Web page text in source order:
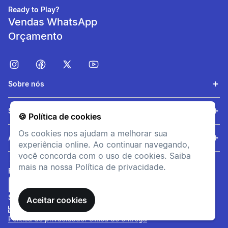
🍪 Política de cookies
Os cookies nos ajudam a melhorar sua
experiência online. Ao continuar navegando,
você concorda com o uso de cookies. Saiba
mais na nossa Política de privacidade.
Aceitar cookies
BCAA
Rico em aminoácidos
essenciais, concentração
superior a outras fontes
Ready to Play?
Vendas WhatsApp
Orçamento
Sobre nós
Serviços
Ajuda
FORMAS DE PAGAMENTO
SITE SEGURO
Política de privacidadePolítica de entrega